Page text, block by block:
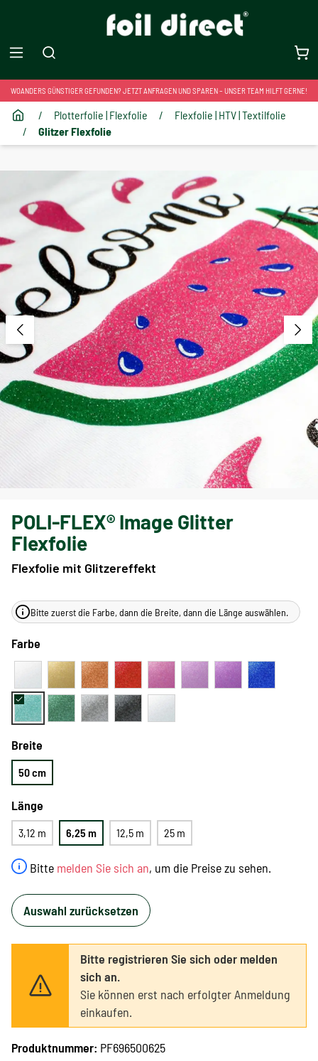
WOANDERS GÜNSTIGER GEFUNDEN? JETZT ANFRAGEN UND SPAREN – UNSER TEAM HILFT GERNE!
/ Plotterfolie | Flexfolie /
Flexfolie | HTV | Textilfolie
/
Glitzer Flexfolie
POLI-FLEX® Image Glitter
Flexfolie
Flexfolie mit Glitzereffekt
Bitte melden Sie sich an, um die Preise zu sehen.
Bitte zuerst die Farbe, dann die Breite, dann die Länge auswählen.
Farbe
Breite
50 cm
Länge
3,12 m 6,25 m 12,5 m 25 m
Auswahl zurücksetzen
Bitte registrieren Sie sich oder melden
sich an.
Sie können erst nach erfolgter Anmeldung
einkaufen.
Produktnummer: PF696500625